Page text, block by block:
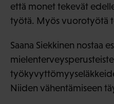
että monet tekevät
työtä. Myös vuorotyötä
Saana Siekkinen nostaa
Niiden vähentämiseen